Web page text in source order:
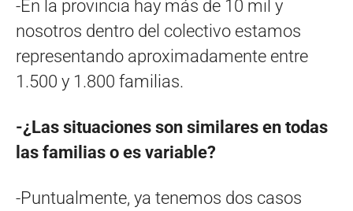
-En la provincia hay más de 10 mil y
nosotros dentro del colectivo estamos
representando aproximadamente entre
1.500 y 1.800 familias.
-¿Las situaciones son similares en todas
las familias o es variable?
-Puntualmente, ya tenemos dos casos